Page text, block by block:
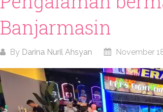
Banjarmasin
By Darina Nuril Ahsyan November